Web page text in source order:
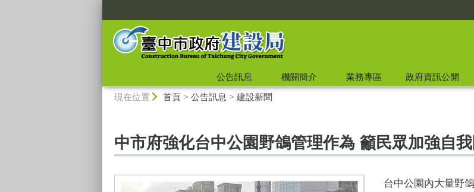
公告訊息 機關簡介 業務專區 政府資訊公開
現在位置 首頁> 公告訊息 > 建設新聞
中市府強化台中公園野鴿管理作為 籲民眾加強自
台中公園內大量野